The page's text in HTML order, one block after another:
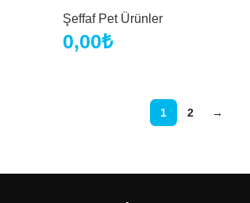
Şeffaf Pet Ürünler
0,00₺
1 2 →